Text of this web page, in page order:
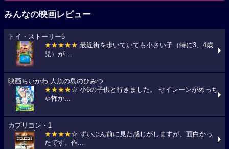
みんなの映画レビュー
トイ・ストーリー5
★★★★★ 最近街を歩いていても小さい子（特に3、4歳
児）がi...
映画ちいかわ 人魚の島のひみつ
★★★★☆ 小6の子供と行きました。 セイレーンがめっち
ゃ怖か...
カプリコン・1
★★★★☆ ずいぶん前に見た感じがしますが、面白かっ
たです。作...